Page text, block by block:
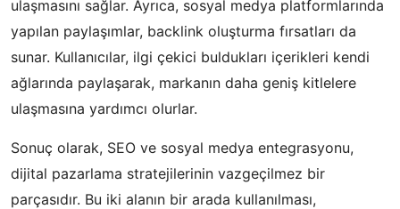
ulaşmasını sağlar. Ayrıca, sosyal medya platformlarında
yapılan paylaşımlar, backlink oluşturma fırsatları da
sunar. Kullanıcılar, ilgi çekici buldukları içerikleri kendi
ağlarında paylaşarak, markanın daha geniş kitlelere
ulaşmasına yardımcı olurlar.
Sonuç olarak, SEO ve sosyal medya entegrasyonu,
dijital pazarlama stratejilerinin vazgeçilmez bir
parçasıdır. Bu iki alanın bir arada kullanılması,